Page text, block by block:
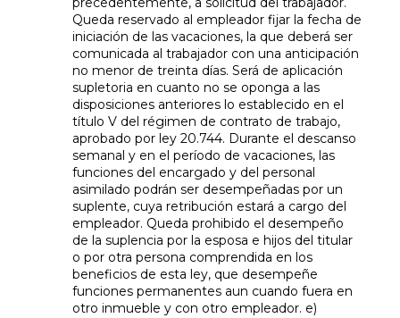
Queda reservado al empleador fijar la fecha de
iniciación de las vacaciones, la que deberá ser
comunicada al trabajador con una anticipación
no menor de treinta días. Será de aplicación
supletoria en cuanto no se oponga a las
disposiciones anteriores lo establecido en el
título V del régimen de contrato de trabajo,
aprobado por ley 20.744. Durante el descanso
semanal y en el período de vacaciones, las
funciones del encargado y del personal
asimilado podrán ser desempeñadas por un
suplente, cuya retribución estará a cargo del
empleador. Queda prohibido el desempeño
de la suplencia por la esposa e hijos del titular
o por otra persona comprendida en los
beneficios de esta ley, que desempeñe
funciones permanentes aun cuando fuera en
otro inmueble y con otro empleador. e)